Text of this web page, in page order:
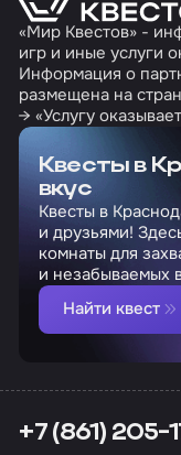
«Мир Квестов» -
игр и иные услуги
Информация о
размещена на
→ «Услугу
Квесты в
вкус
Квесты в
и друзьями!
комнаты для
и незабываемых
Найти квест
+7 (861) 205-